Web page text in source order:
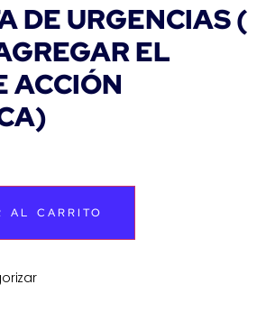
DE URGENCIAS (
EL
ACCIÓN
AL CARRITO